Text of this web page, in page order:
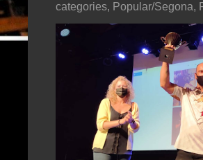
categories, Popular/Segona,